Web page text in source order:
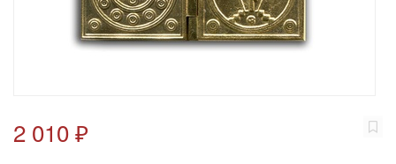
2 010 ₽